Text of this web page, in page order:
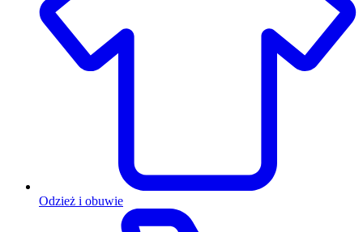
Odzież i obuwie